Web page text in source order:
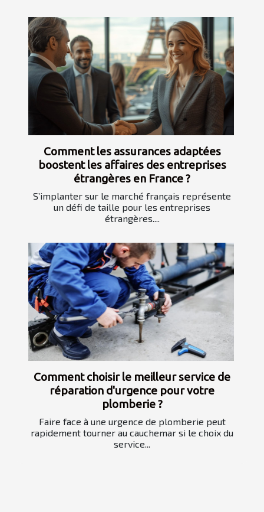
Comment les assurances adaptées
boostent les affaires des entreprises
étrangères en France ?
S’implanter sur le marché français représente
un défi de taille pour les entreprises
étrangères....
Comment choisir le meilleur service de
réparation d'urgence pour votre
plomberie ?
Faire face à une urgence de plomberie peut
rapidement tourner au cauchemar si le choix du
service...